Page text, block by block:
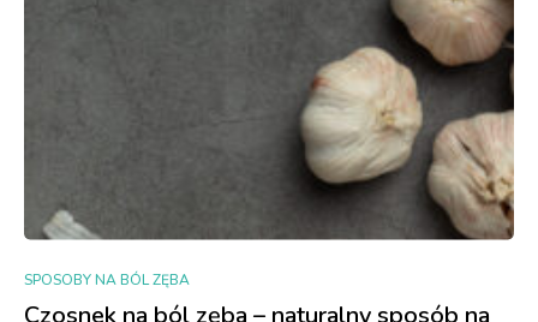
SPOSOBY NA BÓL ZĘBA
Czosnek na ból zęba – naturalny sposób na